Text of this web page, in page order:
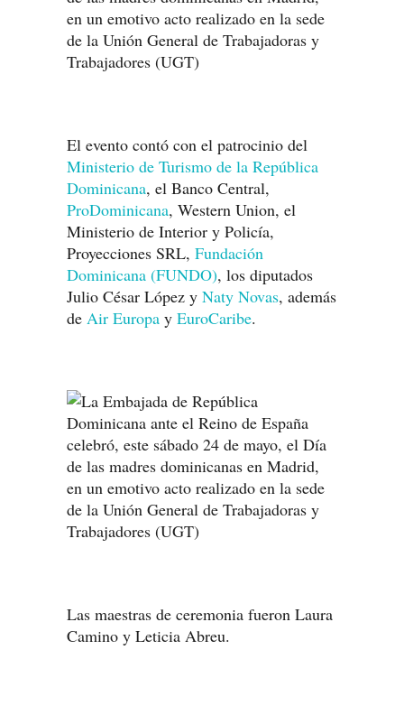
El evento contó con el patrocinio del
Ministerio de Turismo de la República
Dominicana, el Banco Central,
ProDominicana, Western Union, el
Ministerio de Interior y Policía,
Proyecciones SRL, Fundación
Dominicana (FUNDO), los diputados
Julio César López y Naty Novas, además
de Air Europa y EuroCaribe.
Las maestras de ceremonia fueron Laura
Camino y Leticia Abreu.